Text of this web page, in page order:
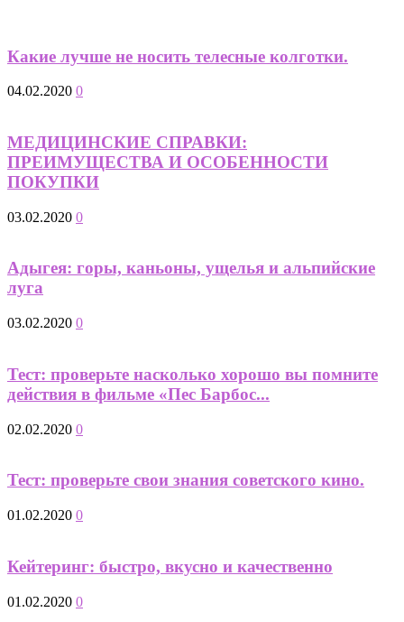
Какие лучше не носить телесные колготки.
04.02.2020 0
МЕДИЦИНСКИЕ СПРАВКИ:
ПРЕИМУЩЕСТВА И ОСОБЕННОСТИ
ПОКУПКИ
03.02.2020 0
Адыгея: горы, каньоны, ущелья и альпийские
луга
03.02.2020 0
Тест: проверьте насколько хорошо вы помните
действия в фильме «Пес Барбос...
02.02.2020 0
Тест: проверьте свои знания советского кино.
01.02.2020 0
Кейтеринг: быстро, вкусно и качественно
01.02.2020 0